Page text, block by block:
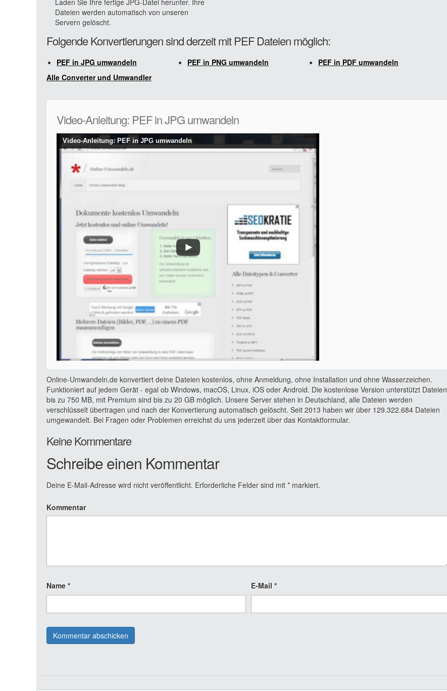
Laden Sie Ihre fertige JPG-Datei herunter. Ihre
Dateien werden automatisch von unseren
Servern gelöscht.
Folgende Konvertierungen sind derzeit mit PEF Dateien möglich:
PEF in JPG umwandeln PEF in PNG umwandeln
PEF in PDF umwandeln
Alle Converter und Umwandler
Video-Anleitung: PEF in JPG umwandeln
Video-Anleitung: PEF in JPG umwandeln
Online-Umwandeln.de konvertiert deine Dateien kostenlos, ohne Anmeldung, ohne Installation und ohne Wasserzeichen.
Funktioniert auf jedem Gerät - egal ob Windows, macOS, Linux, iOS oder Android. Die kostenlose Version unterstützt Dateien
bis zu 750 MB, mit Premium sind bis zu 20 GB möglich. Unsere Server stehen in Deutschland, alle Dateien werden
verschlüsselt übertragen und nach der Konvertierung automatisch gelöscht. Seit 2013 haben wir über 129.322.684 Dateien
umgewandelt. Bei Fragen oder Problemen erreichst du uns jederzeit über das Kontaktformular.
Keine Kommentare
Schreibe einen Kommentar
Deine E-Mail-Adresse wird nicht veröffentlicht. Erforderliche Felder sind mit * markiert.
Kommentar
Name * E-Mail *